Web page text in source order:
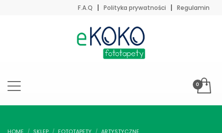
F.A.Q Polityka prywatności Regulamin